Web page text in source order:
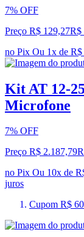
7% OFF
Preço R$ 129,27R$
no Pix Ou 1x de R$
Kit AT 12-
Microfone
7% OFF
Preço R$ 2.187,79
no Pix Ou 10x de
juros
Cupom R$